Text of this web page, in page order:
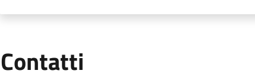
Contatti